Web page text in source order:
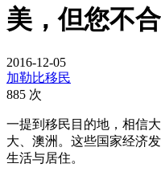
美，但您不合
2016-12-05
加勒比移民
885 次
一提到移民目的地，相信
大、澳洲。这些国家经济
生活与居住。